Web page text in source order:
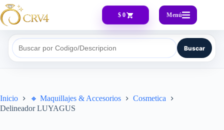
$ 0 Menú
Buscar por Codigo/Descripcion Buscar
Inicio 🔸​ Maquillajes & Accesorios
Cosmetica
Delineador LUYAGUS